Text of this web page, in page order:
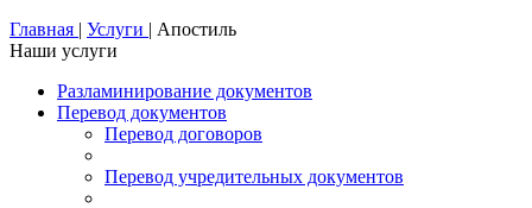
Главная | Услуги | Апостиль
Наши услуги
Разламинирование документов
Перевод документов
Перевод договоров
Перевод учредительных документов